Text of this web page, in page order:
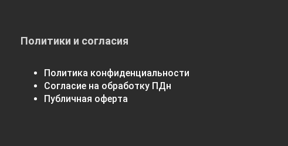
Политики и согласия
Политика конфиденциальности
Согласие на обработку ПДн
Публичная оферта